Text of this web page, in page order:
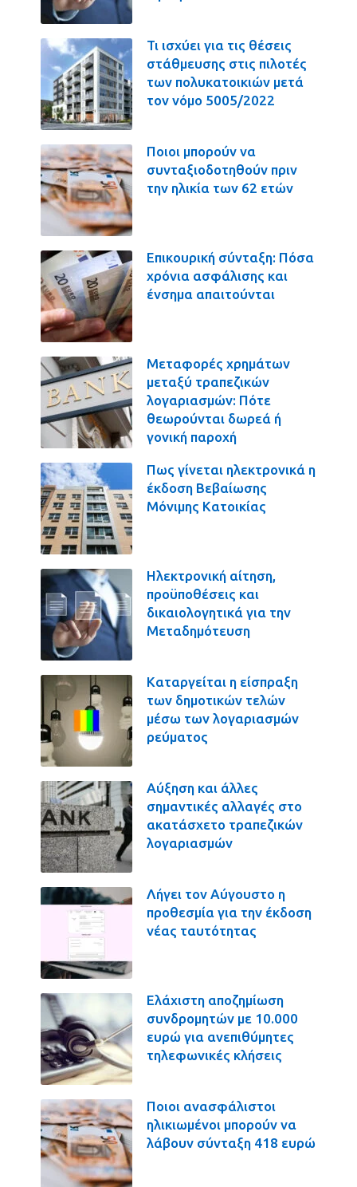
Τι ισχύει για τις θέσεις
στάθμευσης στις πιλοτές
των πολυκατοικιών μετά
τον νόμο 5005/2022
Ποιοι μπορούν να
συνταξιοδοτηθούν πριν
την ηλικία των 62 ετών
Επικουρική σύνταξη: Πόσα
χρόνια ασφάλισης και
ένσημα απαιτούνται
Μεταφορές χρημάτων
μεταξύ τραπεζικών
λογαριασμών: Πότε
θεωρούνται δωρεά ή
γονική παροχή
Πως γίνεται ηλεκτρονικά η
έκδοση Βεβαίωσης
Μόνιμης Κατοικίας
Ηλεκτρονική αίτηση,
προϋποθέσεις και
δικαιολογητικά για την
Μεταδημότευση
Καταργείται η είσπραξη
των δημοτικών τελών
μέσω των λογαριασμών
ρεύματος
Αύξηση και άλλες
σημαντικές αλλαγές στο
ακατάσχετο τραπεζικών
λογαριασμών
Λήγει τον Αύγουστο η
προθεσμία για την έκδοση
νέας ταυτότητας
Ελάχιστη αποζημίωση
συνδρομητών με 10.000
ευρώ για ανεπιθύμητες
τηλεφωνικές κλήσεις
Ποιοι ανασφάλιστοι
ηλικιωμένοι μπορούν να
λάβουν σύνταξη 418 ευρώ